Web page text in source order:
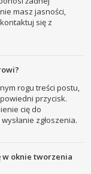
masz jasności,
się z
rogu treści postu,
przycisk.
cię do
zgłoszenia.
w oknie tworzenia